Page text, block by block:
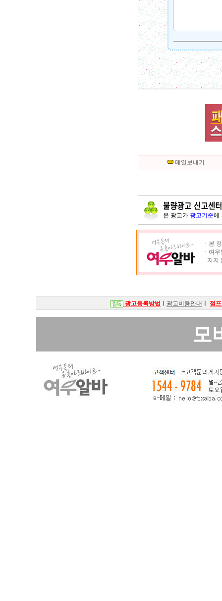
메일보내기
본 광고가 광고기준에
ㆍ본
ㆍ여
지지
광고등록방법 광고비용안내 점
모